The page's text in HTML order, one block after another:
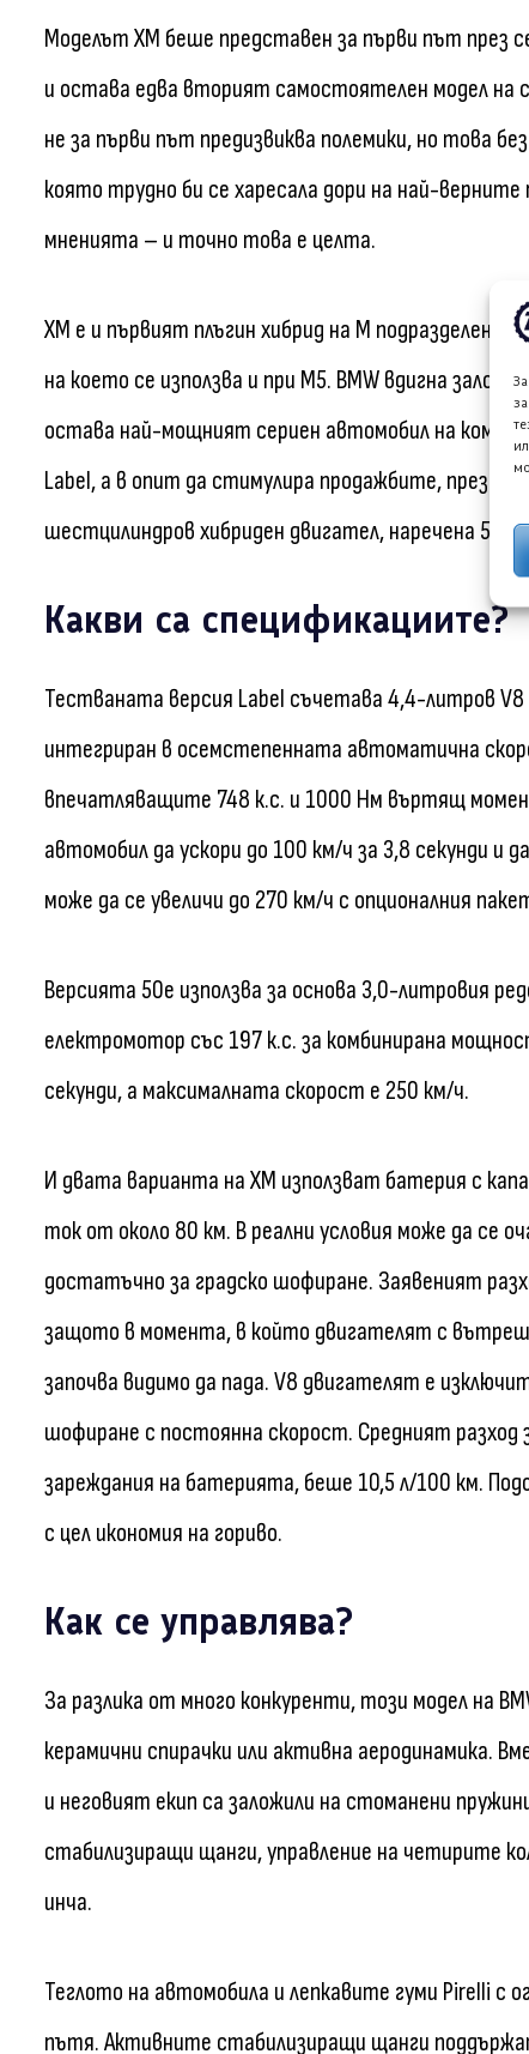
Моделът XM беше представен за първи път през
и остава едва вторият самостоятелен модел на
не за първи път предизвиква полемики, но това
която трудно би се харесала дори на най-
мненията – и точно това е целта.
XM е и първият плъгин хибрид на M
на което се използва и при M5. BMW вдигна
остава най-мощният сериен автомобил на
Label, а в опит да стимулира продажбите, през
шестцилиндров хибриден двигател, наречена 50e.
Какви са спецификациите?
Тестваната версия Label съчетава 4,4-литров
интегриран в осемстепенната автоматична
впечатляващите 748 к.с. и 1000 Нм въртящ
автомобил да ускори до 100 км/ч за 3,8 секунди
може да се увеличи до 270 км/ч с опционалния
Версията 50e използва за основа 3,0-литровия
електромотор със 197 к.с. за комбинирана
секунди, а максималната скорост е 250 км/ч.
И двата варианта на XM използват батерия с
ток от около 80 км. В реални условия може да се
достатъчно за градско шофиране. Заявеният
защото в момента, в който двигателят с
започва видимо да пада. V8 двигателят е
шофиране с постоянна скорост. Средният разход
зареждания на батерията, беше 10,5 л/100 км.
с цел икономия на гориво.
Как се управлява?
За разлика от много конкуренти, този модел на
керамични спирачки или активна аеродинамика.
и неговият екип са заложили на стоманени
стабилизиращи щанги, управление на четирите
инча.
Теглото на автомобила и лепкавите гуми Pirelli с
пътя. Активните стабилизиращи щанги